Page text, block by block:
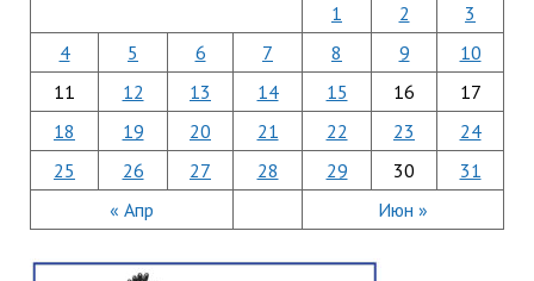
« Апр Июн »
1 2
3
4
5 6 7 8 9
10
11
12 13 14 15 16
17
18
19 20 21 22 23
24
25
26 27 28 29 30 31